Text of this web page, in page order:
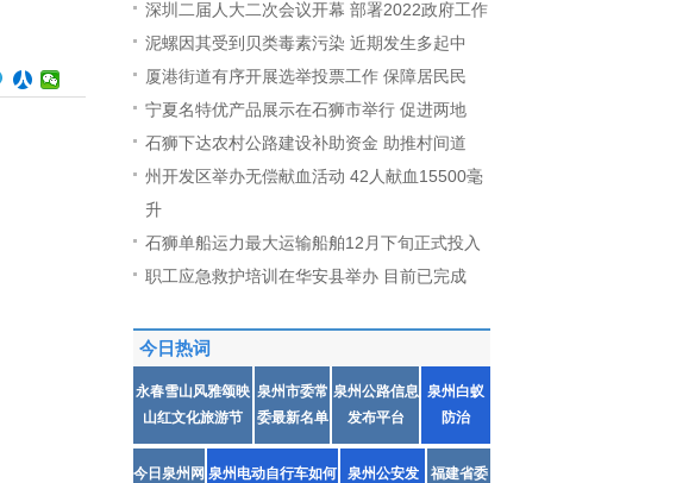
深圳二届人大二次会议开幕 部署2022政府工作
泥螺因其受到贝类毒素污染 近期发生多起中
厦港街道有序开展选举投票工作 保障居民民
宁夏名特优产品展示在石狮市举行 促进两地
石狮下达农村公路建设补助资金 助推村间道
州开发区举办无偿献血活动 42人献血15500毫
升
石狮单船运力最大运输船舶12月下旬正式投入
职工应急救护培训在华安县举办 目前已完成
今日热词
永春雪山风雅颂映
山红文化旅游节
泉州市委常
委最新名单
泉州公路信息
发布平台
泉州白蚁
防治
今日泉州网 泉州电动自行车如何
泉州公安发
福建省委